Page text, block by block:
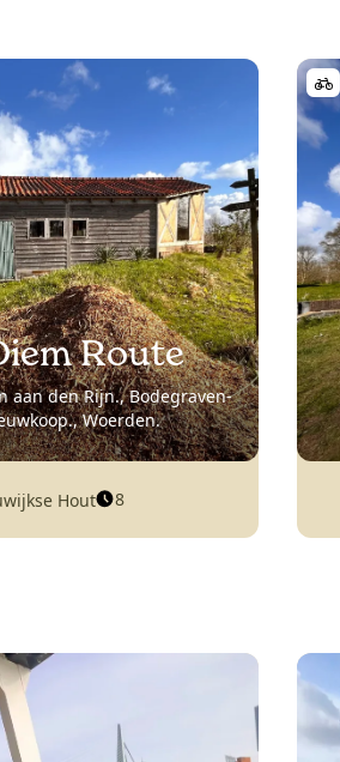
Route
aan den Rijn., Bodegraven-
Woerden.
Hout 8